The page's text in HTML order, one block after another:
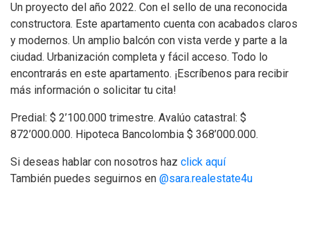
Un proyecto del año 2022. Con el sello de una reconocida
constructora. Este apartamento cuenta con acabados claros
y modernos. Un amplio balcón con vista verde y parte a la
ciudad. Urbanización completa y fácil acceso. Todo lo
encontrarás en este apartamento. ¡Escríbenos para recibir
más información o solicitar tu cita!
Predial: $ 2’100.000 trimestre. Avalúo catastral: $
872’000.000. Hipoteca Bancolombia $ 368’000.000.
Si deseas hablar con nosotros haz click aquí
También puedes seguirnos en @sara.realestate4u